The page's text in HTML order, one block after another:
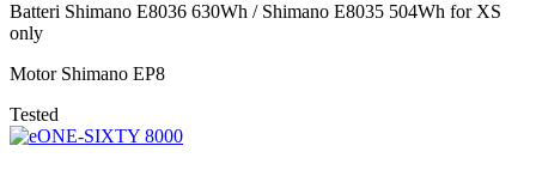
Batteri Shimano E8036 630Wh / Shimano E8035 504Wh for XS
only
Motor Shimano EP8
Tested